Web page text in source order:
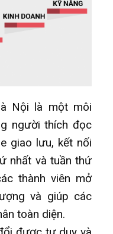
Nội là một môi
người thích đọc
giao lưu, kết nối
nhất và tuần thứ
thành viên mở
và giúp các
toàn diện.